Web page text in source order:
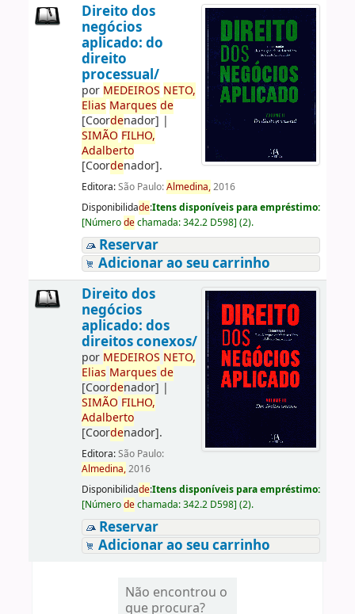
Direito dos
negócios
aplicado: do
direito
processual/
por MEDEIROS NETO,
Elias Marques de
[Coordenador] |
SIMÃO FILHO,
Adalberto
[Coordenador].
Editora:São Paulo:Almedina,2016
Disponibilidade:Itens disponíveis para empréstimo:
[Númerodechamada:342.2 D598] (2).
Reservar
Adicionar ao seu carrinho
Direito dos
negócios
aplicado: dos
direitos conexos/
por MEDEIROS NETO,
Elias Marques de
[Coordenador] |
SIMÃO FILHO,
Adalberto
[Coordenador].
Editora:São Paulo:
Almedina,2016
Disponibilidade:Itens disponíveis para empréstimo:
[Númerodechamada:342.2 D598] (2).
Reservar
Adicionar ao seu carrinho
Não encontrou o
que procura?